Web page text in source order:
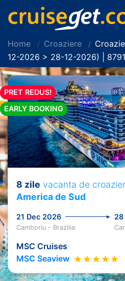
Home Croaziere
12-2026 > 28-12-2026) |
PRET REDUS!
EARLY BOOKING
8 zile vacanta de
America de Sud
21 Dec 2026
Camboriu - Brazilia
MSC Cruises
MSC Seaview